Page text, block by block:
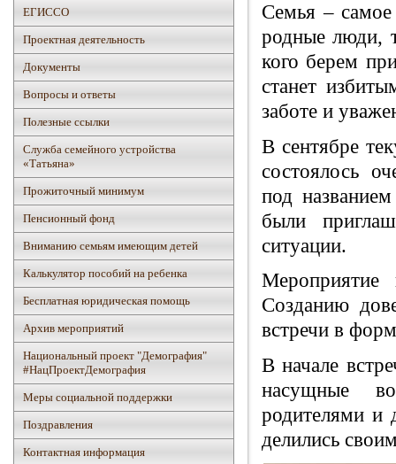
ЕГИССО
Проектная деятельность
Документы
Вопросы и ответы
Полезные ссылки
Служба семейного устройства
«Татьяна»
Прожиточный минимум
Пенсионный фонд
Вниманию семьям имеющим детей
Калькулятор пособий на ребенка
Бесплатная юридическая помощь
Архив мероприятий
Национальный проект "Демография"
#НацПроектДемография
Mеры социальной поддержки
Поздравления
Контактная информация
Семья – самое
родные люди,
кого берем
станет
заботе и
В сентябре
состоялось
под
были
ситуации.
Мероприятие
Созданию
встречи в
В начале
насущные
родителями и
делились